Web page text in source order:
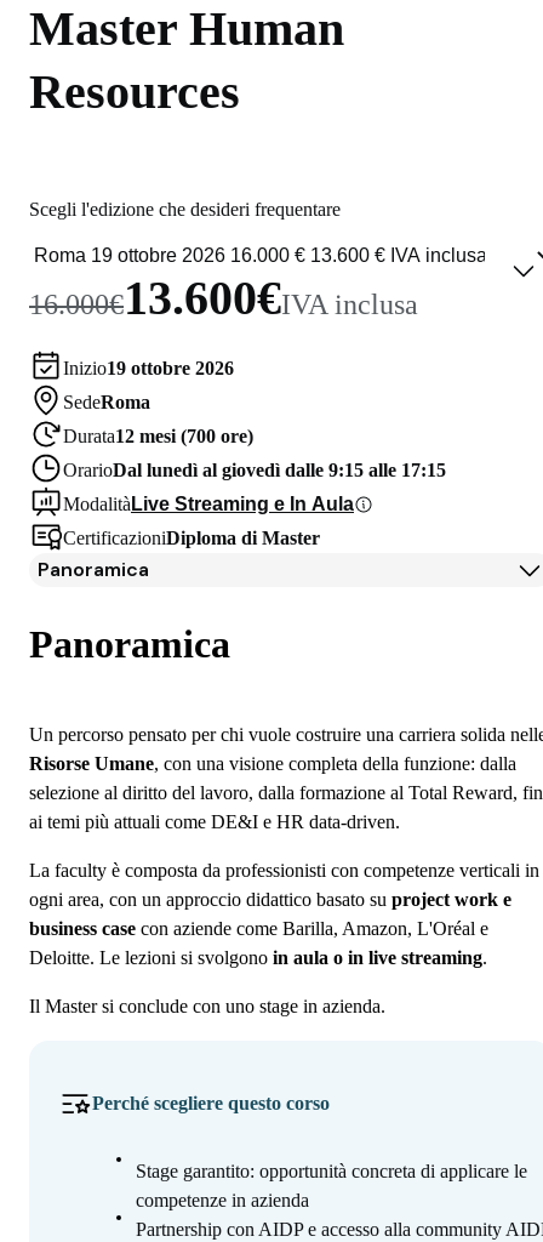
Master Human
Resources
Scegli l'edizione che desideri frequentare
16.000€13.600€IVA inclusa
Inizio19 ottobre 2026
SedeRoma
Durata12 mesi (700 ore)
OrarioDal lunedì al giovedì dalle 9:15 alle 17:15
Modalità Live Streaming e In Aula
CertificazioniDiploma di Master
Panoramica
Programma
Docenti
Iscrizione
Borse di studio e finanziamenti
Open Day
Domande frequenti
Panoramica
Un percorso pensato per chi vuole costruire una carriera solida
Risorse Umane, con una visione completa della funzione: dalla
selezione al diritto del lavoro, dalla formazione al Total Reward,
ai temi più attuali come DE&I e HR data-driven.
La faculty è composta da professionisti con competenze verticali in
ogni area, con un approccio didattico basato su project work e
business case con aziende come Barilla, Amazon, L'Oréal e
Deloitte. Le lezioni si svolgono in aula o in live streaming.
Il Master si conclude con uno stage in azienda.
Perché scegliere questo corso
Stage garantito: opportunità concreta di applicare le
competenze in azienda
Partnership con AIDP e accesso alla community